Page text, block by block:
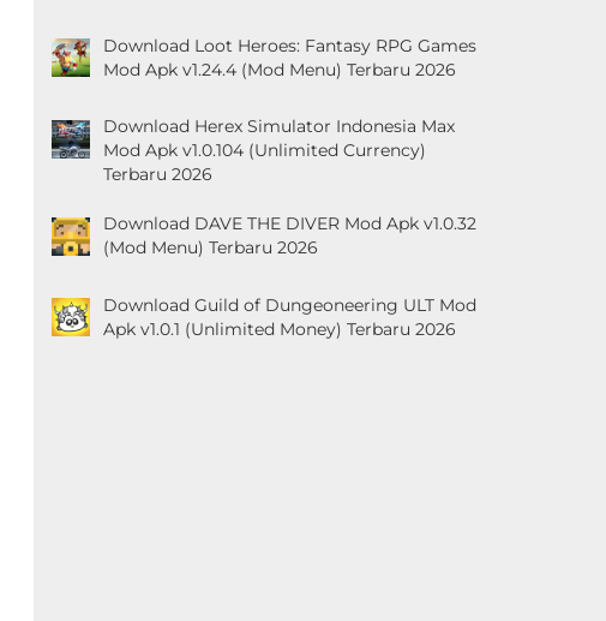
Download Loot Heroes: Fantasy RPG Games
Mod Apk v1.24.4 (Mod Menu) Terbaru 2026
Download Herex Simulator Indonesia Max
Mod Apk v1.0.104 (Unlimited Currency)
Terbaru 2026
Download DAVE THE DIVER Mod Apk v1.0.32
(Mod Menu) Terbaru 2026
Download Guild of Dungeoneering ULT Mod
Apk v1.0.1 (Unlimited Money) Terbaru 2026